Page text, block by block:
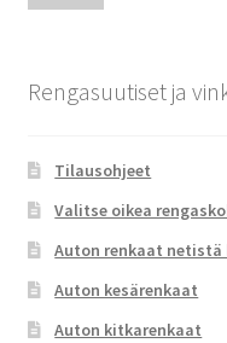
Rengasuutiset ja
Tilausohjeet
Valitse oikea
Auton renkaat netistä
Auton kesärenkaat
Auton kitkarenkaat